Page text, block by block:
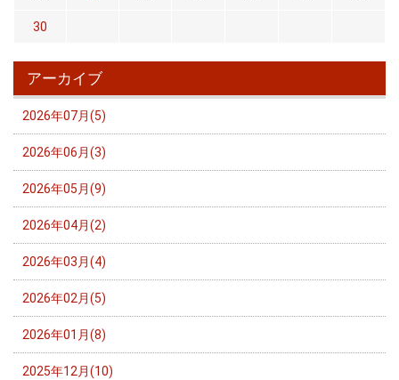
30
アーカイブ
2026年07月(5)
2026年06月(3)
2026年05月(9)
2026年04月(2)
2026年03月(4)
2026年02月(5)
2026年01月(8)
2025年12月(10)